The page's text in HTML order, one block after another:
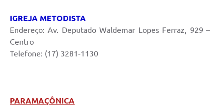
IGREJA METODISTA
Endereço: Av. Deputado Waldemar Lopes Ferraz, 929 –
Centro
Telefone: (17) 3281-1130
PARAMAÇÔNICA